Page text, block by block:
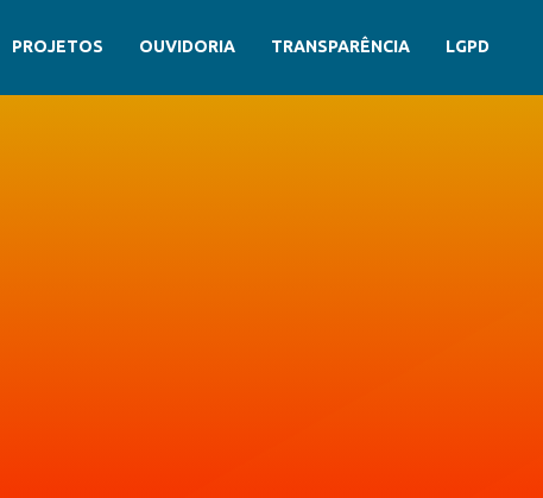
PROJETOS OUVIDORIA TRANSPARÊNCIA LGPD